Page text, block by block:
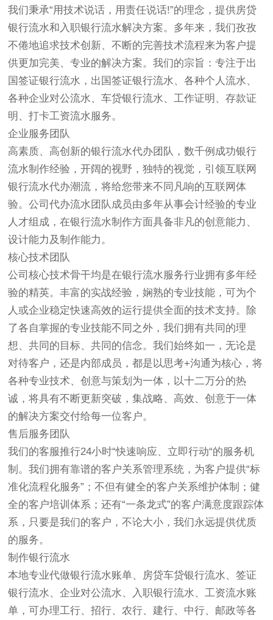
我们秉承“用技术说话，用责任说话!”的理念，提供房贷
银行流水和入职银行流水解决方案。多年来，我们孜孜
不倦地追求技术创新、不断的完善技术流程来为客户提
供更加完美、专业的解决方案。我们的宗旨：专注于出
国签证银行流水，出国签证银行流水、各种个人流水、
各种企业对公流水、车贷银行流水、工作证明、存款证
明、打卡工资流水服务。
企业服务团队
高素质、高创新的银行流水代办团队，数千例成功银行
流水制作经验，开阔的视野，独特的视觉，引领互联网
银行流水代办潮流，将给您带来不同凡响的互联网体
验。公司代办流水团队成员由多年从事会计经验的专业
人才组成，在银行流水制作方面具备非凡的创意能力、
设计能力及制作能力。
核心技术团队
公司核心技术骨干均是在银行流水服务行业拥有多年经
验的精英。丰富的实战经验，娴熟的专业技能，可为个
人或企业稳定快速高效的运行提供全面的技术支持。除
了各自掌握的专业技能不同之外，我们拥有共同的理
想、共同的目标、共同的信念。我们始终如一，无论是
对待客户，还是内部成员，都是以思考+沟通为核心，将
各种专业技术、创意与策划为一体，以十二万分的热
诚，将具有不断更新突破，集战略、高效、创意于一体
的解决方案交付给每一位客户。
售后服务团队
我们的客服推行24小时“快速响应、立即行动“的服务机
制。我们拥有靠谱的客户关系管理系统，为客户提供“标
准化流程化服务”；不但有健全的客户关系维护体制；健
全的客户培训体系；还有“一条龙式”的客户满意度跟踪体
系，只要是我们的客户，不论大小，我们永远提供优质
的服务。
制作银行流水
本地专业代做银行流水账单、房贷车贷银行流水、签证
银行流水、企业对公流水、入职银行流水、工资流水账
单，可办理工行、招行、农行、建行、中行、邮政等各